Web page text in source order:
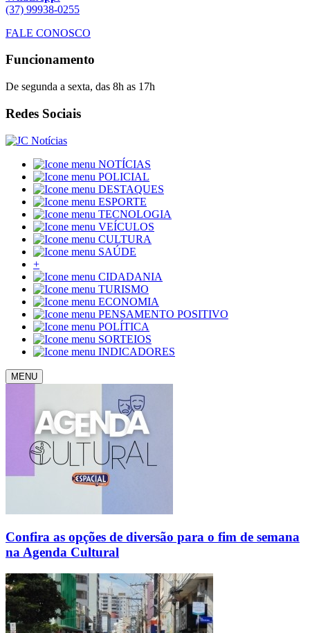
(37) 99938-0255
FALE CONOSCO
Funcionamento
De segunda a sexta, das 8h as 17h
Redes Sociais
NOTÍCIAS
POLICIAL
DESTAQUES
ESPORTE
TECNOLOGIA
VEÍCULOS
CULTURA
SAÚDE
+
CIDADANIA
TURISMO
ECONOMIA
PENSAMENTO POSITIVO
POLÍTICA
SORTEIOS
INDICADORES
MENU
Confira as opções de diversão para o fim de semana
na Agenda Cultural